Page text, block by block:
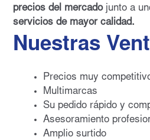
precios del mercadojunto a
servicios de mayor calidad.
Nuestras
Precios muy
Multimarcas
Su pedido rápido y
Asesoramiento
Amplio surtido